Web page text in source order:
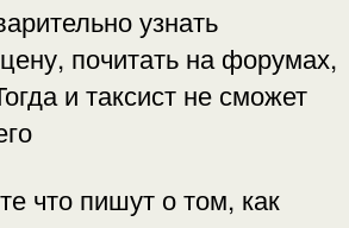
узнать
почитать на форумах,
и таксист не сможет